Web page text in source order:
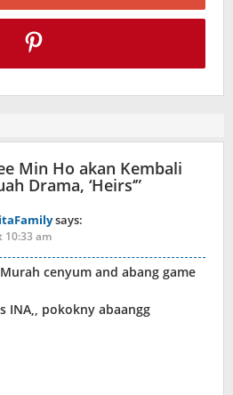
Min Ho akan Kembali
Drama, ‘Heirs‘”
says:
10:33 am
cenyum and abang game
INA,, pokokny abaangg